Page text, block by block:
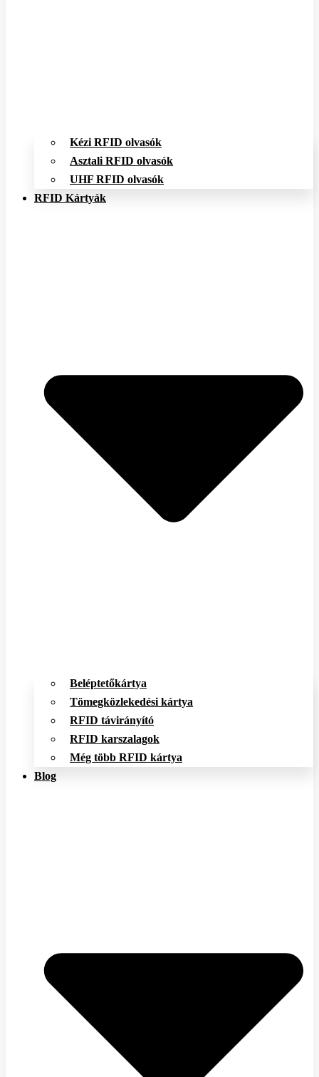
Kézi RFID olvasók
Asztali RFID olvasók
UHF RFID olvasók
RFID Kártyák
Beléptetőkártya
Tömegközlekedési kártya
RFID távirányító
RFID karszalagok
Még több RFID kártya
Blog